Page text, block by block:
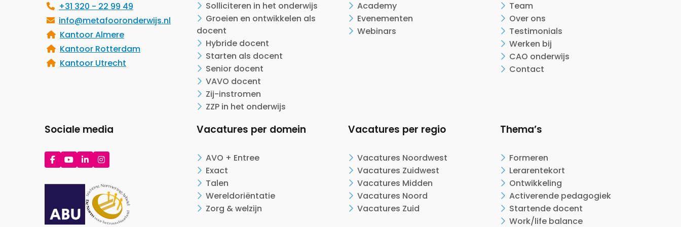
+31 320 - 22 99 49
info@metafooronderwijs.nl
Kantoor Almere
Kantoor Rotterdam
Kantoor Utrecht
Sociale media
Ga
naar
Facebook
Ga
naar
YouTube
Ga
naar
LinkedIn
Ga
naar
Instagram
Solliciteren in het onderwijs
Groeien en ontwikkelen als
docent
Hybride docent
Starten als docent
Senior docent
VAVO docent
Zij-instromen
ZZP in het onderwijs
Vacatures per domein
AVO + Entree
Exact
Talen
Wereldoriëntatie
Zorg & welzijn
Academy
Evenementen
Webinars
Vacatures per regio
Vacatures Noordwest
Vacatures Zuidwest
Vacatures Midden
Vacatures Noord
Vacatures Zuid
Team
Over ons
Testimonials
Werken bij
CAO onderwijs
Contact
Thema’s
Formeren
Lerarentekort
Ontwikkeling
Activerende pedagogiek
Startende docent
Work/life balance